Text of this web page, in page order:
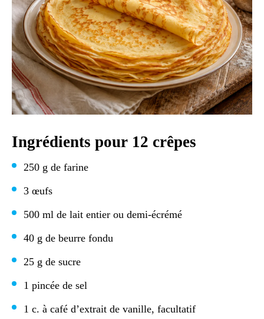
Ingrédients pour 12 crêpes
250 g de farine
3 œufs
500 ml de lait entier ou demi-écrémé
40 g de beurre fondu
25 g de sucre
1 pincée de sel
1 c. à café d’extrait de vanille, facultatif